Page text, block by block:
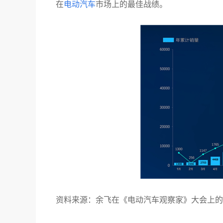
在电动汽车市场上的最佳战绩。
资料来源：余飞在《电动汽车观察家》大会上